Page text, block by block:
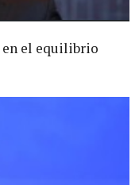
en el equilibrio